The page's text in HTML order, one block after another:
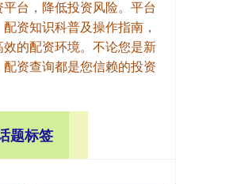
台，降低投资风险。平台
资知识科普及操作指南，
的配资环境。不论您是新
资查询都是您信赖的投资
题标签